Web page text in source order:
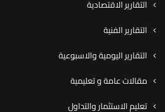
التقارير الاقتصادية
التقارير الفنية
التقارير اليومية والاسبوعية
مقالات عامة و تعليمية
تعليم الاستثمار والتداول